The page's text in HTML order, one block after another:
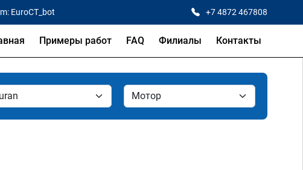
EuroCT_bot +7 4872 467808
Примеры работ FAQ Филиалы Контакты